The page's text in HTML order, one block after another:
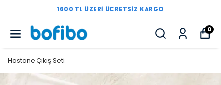
1600 TL ÜZERI ÜCRETSIZ KARGO
0
Hastane Çıkış Seti